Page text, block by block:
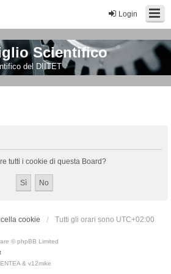
Login
Scientifico
del DIITET
tutti i cookie di questa Board?
cookie Tutti gli orari sono UTC+02:00
© phpBB Limited
& v12mike